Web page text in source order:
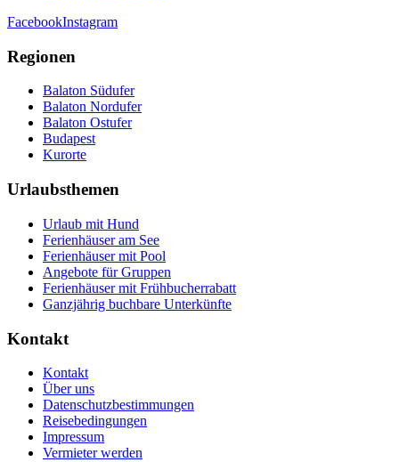
FacebookInstagram
Regionen
Balaton Südufer
Balaton Nordufer
Balaton Ostufer
Budapest
Kurorte
Urlaubsthemen
Urlaub mit Hund
Ferienhäuser am See
Ferienhäuser mit Pool
Angebote für Gruppen
Ferienhäuser mit Frühbucherrabatt
Ganzjährig buchbare Unterkünfte
Kontakt
Kontakt
Über uns
Datenschutzbestimmungen
Reisebedingungen
Impressum
Vermieter werden